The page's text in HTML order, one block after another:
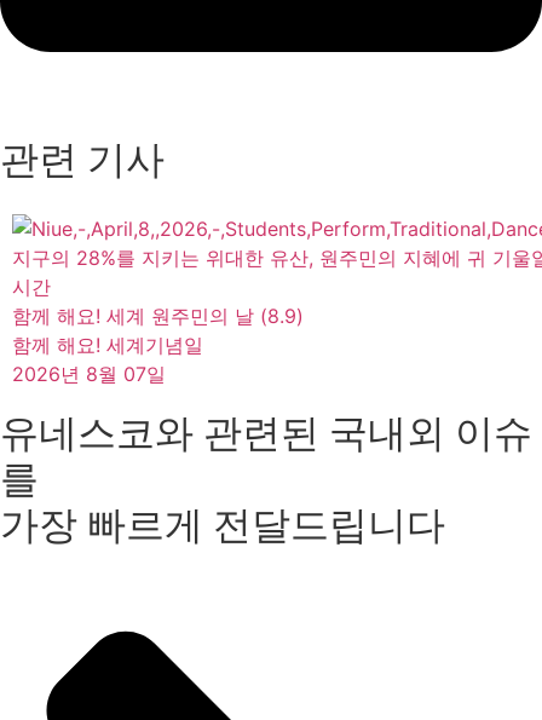
관련 기사
지구의 28%를 지키는 위대한 유산, 원주민의 지혜에 귀 기울
시간
함께 해요! 세계 원주민의 날 (8.9)
함께 해요! 세계기념일
2026년 8월 07일
유네스코와 관련된 국내외 이슈
를
가장 빠르게 전달드립니다